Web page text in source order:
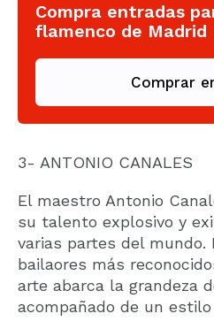
Compra entradas
flamenco de Madrid
Comprar
3- ANTONIO CANALES
El maestro Antonio
su talento explosivo y
varias partes del mundo.
bailaores más
arte abarca la grandeza
acompañado de un estilo